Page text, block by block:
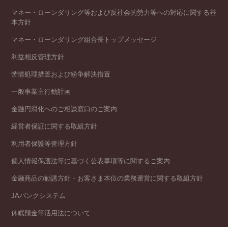
マネー・ローンダリング等および反社会的勢力等への対応に関する基
本方針
マネー・ローンダリング組合長トップメッセージ
利益相反管理方針
苦情処理措置および紛争解決措置
一般事業主行動計画
金融円滑化へのご相談窓口のご案内
経営者保証に関する取組方針
利用者保護等管理方針
個人情報保護法等に基づく公表事項等に関するご案内
金融商品の勧誘方針・お客さま本位の業務運営に関する取組方針
JAバンクシステム
休眠預金等活用法について